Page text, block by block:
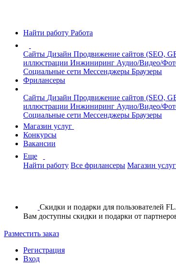
Найти работу Работа
Сайты Дизайн Продвижение сайтов (SEO,
иллюстрации Инжиниринг Аудио/Видео/
Социальные сети Мессенджеры Браузеры
Фрилансеры
Сайты Дизайн Продвижение сайтов (SEO,
иллюстрации Инжиниринг Аудио/Видео/
Социальные сети Мессенджеры Браузеры
Магазин услуг
Конкурсы
Вакансии
Еще
Найти работу Все фрилансеры Магазин услуг
Скидки и подарки для пользователей
Вам доступны скидки и подарки от
Разместить заказ
Регистрация
Вход